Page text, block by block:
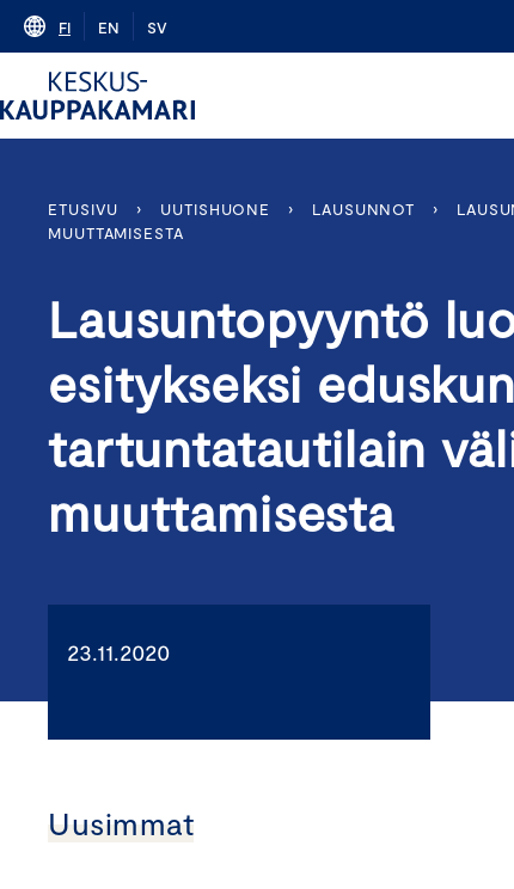
Skip
content
FI EN SV
ETUSIVU › UUTISHUONE › LAUSUNNOT ›
MUUTTAMISESTA
Lausuntopyyntö
esitykseksi
tartuntatautilain
muuttamisesta
23.11.2020
Uusimmat